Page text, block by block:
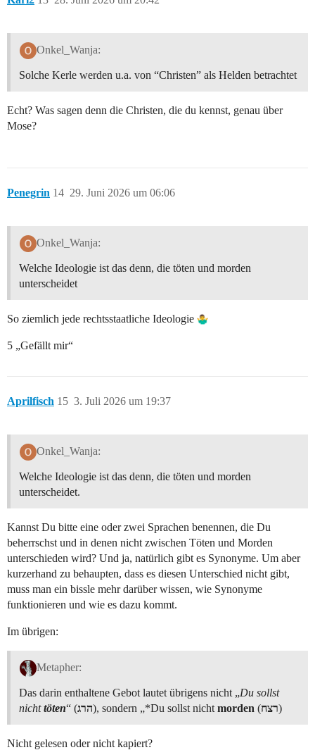
Onkel_Wanja:
Solche Kerle werden u.a. von “Christen” als Helden betrachtet
Echt? Was sagen denn die Christen, die du kennst, genau über
Mose?
Penegrin 29. Juni 2026 um 06:06
14
Onkel_Wanja:
Welche Ideologie ist das denn, die töten und morden
unterscheidet
So ziemlich jede rechtsstaatliche Ideologie
5 „Gefällt mir“
Aprilfisch 3. Juli 2026 um 19:37
15
Onkel_Wanja:
Welche Ideologie ist das denn, die töten und morden
unterscheidet.
Kannst Du bitte eine oder zwei Sprachen benennen, die Du
beherrschst und in denen nicht zwischen Töten und Morden
unterschieden wird? Und ja, natürlich gibt es Synonyme. Um aber
kurzerhand zu behaupten, dass es diesen Unterschied nicht gibt,
muss man ein bissle mehr darüber wissen, wie Synonyme
funktionieren und wie es dazu kommt.
Im übrigen:
Metapher:
Das darin enthaltene Gebot lautet übrigens nicht „Du sollst
nichttöten“ (הרג), sondern „*Du sollst nicht morden (רצח)
Nicht gelesen oder nicht kapiert?